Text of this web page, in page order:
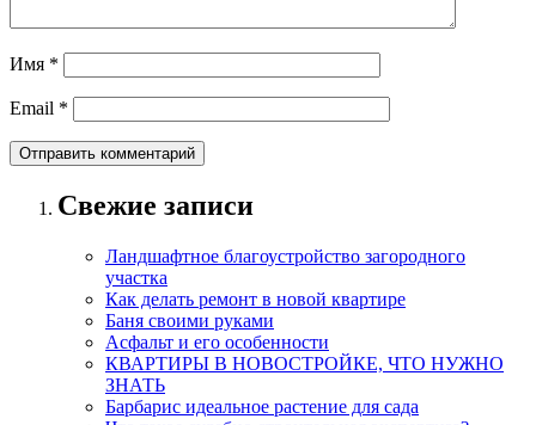
Имя *
Email *
Свежие записи
Ландшафтное благоустройство загородного
участка
Как делать ремонт в новой квартире
Баня своими руками
Асфальт и его особенности
КВАРТИРЫ В НОВОСТРОЙКЕ, ЧТО НУЖНО
ЗНАТЬ
Барбарис идеальное растение для сада